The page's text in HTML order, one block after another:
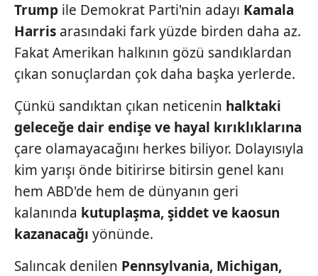
Trump ile Demokrat Parti'nin adayı Kamala
Harris arasındaki fark yüzde birden daha az.
Fakat Amerikan halkının gözü sandıklardan
çıkan sonuçlardan çok daha başka yerlerde.
Çünkü sandıktan çıkan neticenin halktaki
geleceğe dair endişe ve hayal kırıklıklarına
çare olamayacağını herkes biliyor. Dolayısıyla
kim yarışı önde bitirirse bitirsin genel kanı
hem ABD'de hem de dünyanın geri
kalanında kutuplaşma,şiddet ve kaosun
kazanacağı yönünde.
Salıncak denilen Pennsylvania, Michigan,